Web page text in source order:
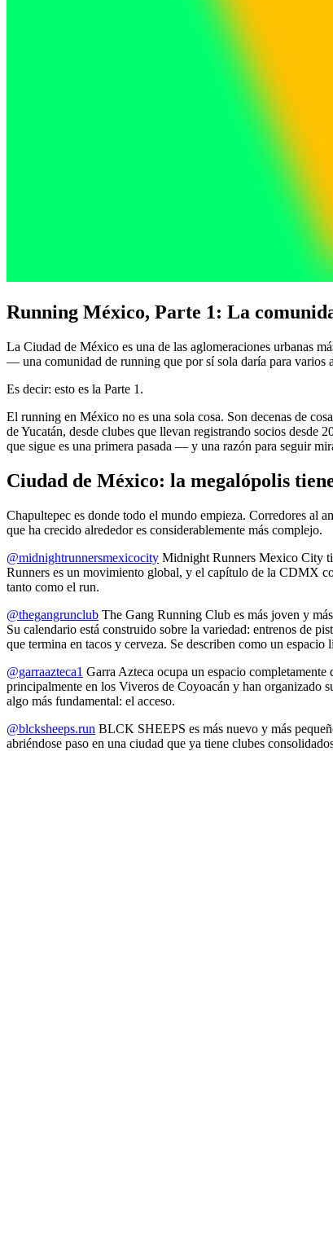
Running México, Parte 1: La
La Ciudad de México es una de las aglomeraciones urbanas
— una comunidad de running que por sí sola daría para varios
Es decir: esto es la Parte 1.
El running en México no es una sola cosa. Son decenas de
de Yucatán, desde clubes que llevan registrando socios
que sigue es una primera pasada — y una razón para seguir
Ciudad de México: la megalópolis
Chapultepec es donde todo el mundo empieza. Corredores al
que ha crecido alrededor es considerablemente más complejo.
@midnightrunnersmexicocity Midnight Runners Mexico City
Runners es un movimiento global, y el capítulo de la CDMX
tanto como el run.
@thegangrunclub The Gang Running Club es más joven y
Su calendario está construido sobre la variedad: entrenos de
que termina en tacos y cerveza. Se describen como un
@garraazteca1 Garra Azteca ocupa un espacio
principalmente en los Viveros de Coyoacán y han organizado
algo más fundamental: el acceso.
@blcksheeps.run BLCK SHEEPS es más nuevo y más
abriéndose paso en una ciudad que ya tiene clubes